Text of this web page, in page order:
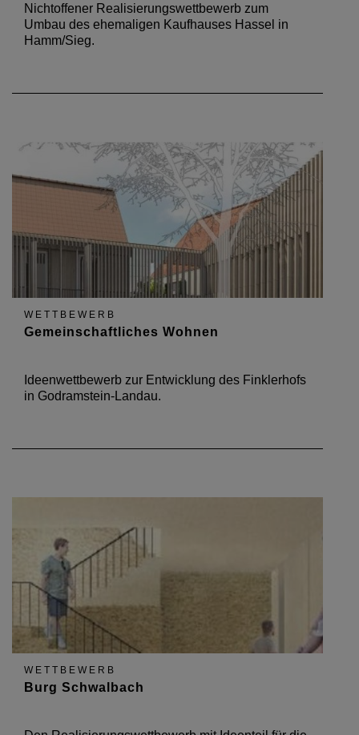
Nichtoffener Realisierungswettbewerb zum
Umbau des ehemaligen Kaufhauses Hassel in
Hamm/Sieg.
WETTBEWERB
Gemeinschaftliches Wohnen
Ideenwettbewerb zur Entwicklung des Finklerhofs
in Godramstein-Landau.
WETTBEWERB
Burg Schwalbach